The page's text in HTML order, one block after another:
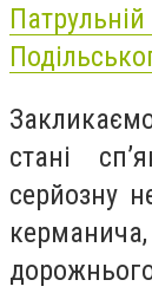
стані
серйозну